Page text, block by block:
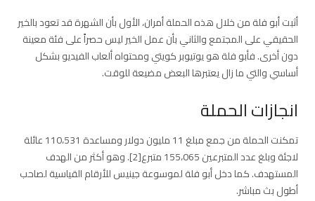
أثبت أبو فلة من خلال هذه الحملة أمران، الأول بأن الشهرة قد تعود بالخير
الحقيقي على المجتمع والثاني بأن عمل الخير ليس حصراً على فئة معينة
دون أخرى. فأبو فلة هو يوتيوبر كويتي ومحتواه ألعاب الفيديو بشكل
أساسي والتي ما زال يعتبرها البعض مضيعة للوقت.
انجازات الحملة
تمكنت الحملة من جمع مبلغ 11 مليون دولار ومساعدة 110،531 عائلة
لاجئة وبلغ عدد المتبرعين 155،065 متبرع[2]. وهو أكثر من الهدف
المستهدف. كما دخل أبو فلة لموسوعة جينيس للأرقام القياسية لصاحب
أطول بث مباشر.